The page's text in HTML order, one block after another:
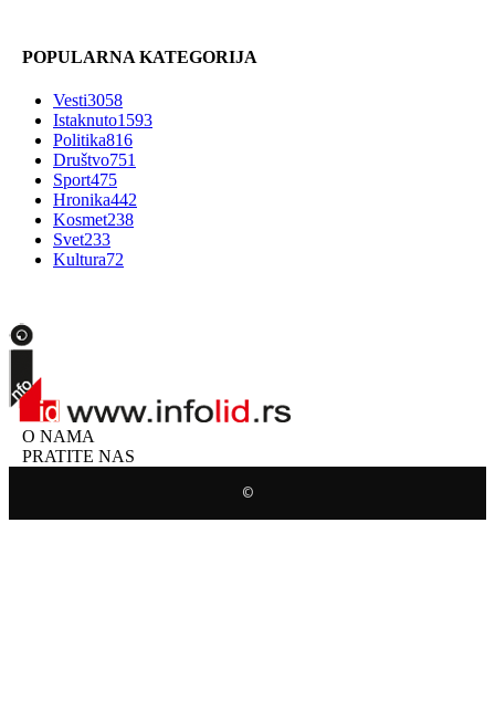
POPULARNA KATEGORIJA
Vesti3058
Istaknuto1593
Politika816
Društvo751
Sport475
Hronika442
Kosmet238
Svet233
Kultura72
O NAMA
PRATITE NAS
©